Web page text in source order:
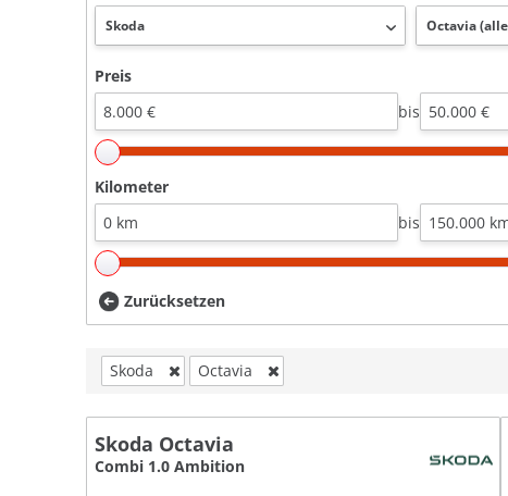
Preis
bis
Kilometer
bis
Zurücksetzen
Skoda Octavia
Skoda Octavia
Combi 1.0 Ambition